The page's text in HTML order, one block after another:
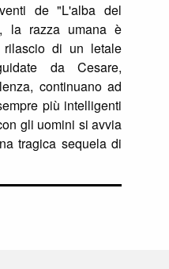
de "L'alba del
la razza umana è
di un letale
da Cesare,
continuano ad
più intelligenti
gli uomini si avvia
tragica sequela di